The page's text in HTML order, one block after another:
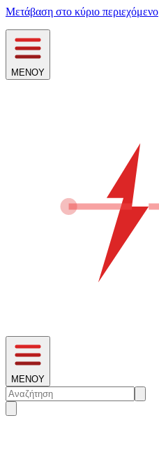
Μετάβαση στο κύριο περιεχόμενο
ΜΕΝΟΥ
ΜΕΝΟΥ